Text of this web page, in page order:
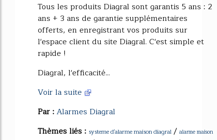
Tous les produits Diagral sont garantis 5 ans : 2
ans + 3 ans de garantie supplémentaires
offerts, en enregistrant vos produits sur
l'espace client du site Diagral. C'est simple et
rapide !
Diagral, l'efficacité...
Voir la suite
Par :Alarmes Diagral
Thèmes liés : systeme d'alarme maison diagral / alarme maison